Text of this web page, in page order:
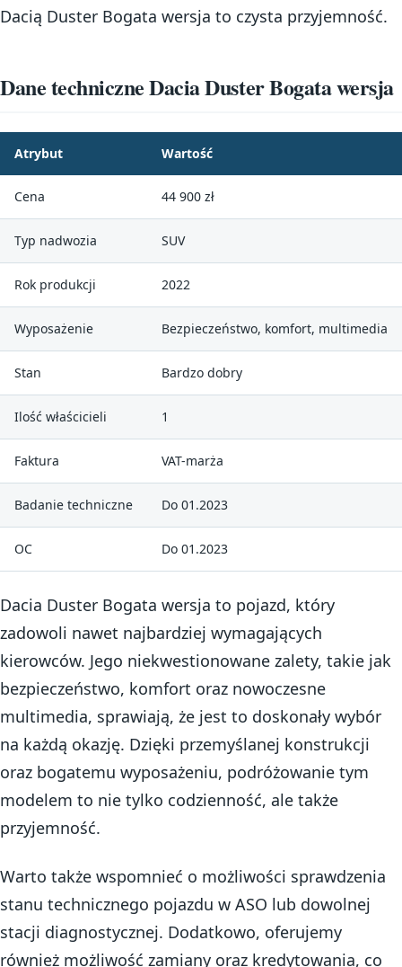
Dacią Duster Bogata wersja to czysta przyjemność.
Dane techniczne Dacia Duster Bogata wersja
Atrybut Wartość
Cena 44 900 zł
Typ nadwozia SUV
Rok produkcji 2022
Wyposażenie Bezpieczeństwo, komfort, multimedia
Stan Bardzo dobry
Ilość właścicieli 1
Faktura VAT-marża
Badanie techniczne Do 01.2023
OC Do 01.2023
Dacia Duster Bogata wersja to pojazd, który
zadowoli nawet najbardziej wymagających
kierowców. Jego niekwestionowane zalety, takie jak
bezpieczeństwo, komfort oraz nowoczesne
multimedia, sprawiają, że jest to doskonały wybór
na każdą okazję. Dzięki przemyślanej konstrukcji
oraz bogatemu wyposażeniu, podróżowanie tym
modelem to nie tylko codzienność, ale także
przyjemność.
Warto także wspomnieć o możliwości sprawdzenia
stanu technicznego pojazdu w ASO lub dowolnej
stacji diagnostycznej. Dodatkowo, oferujemy
również możliwość zamiany oraz kredytowania, co